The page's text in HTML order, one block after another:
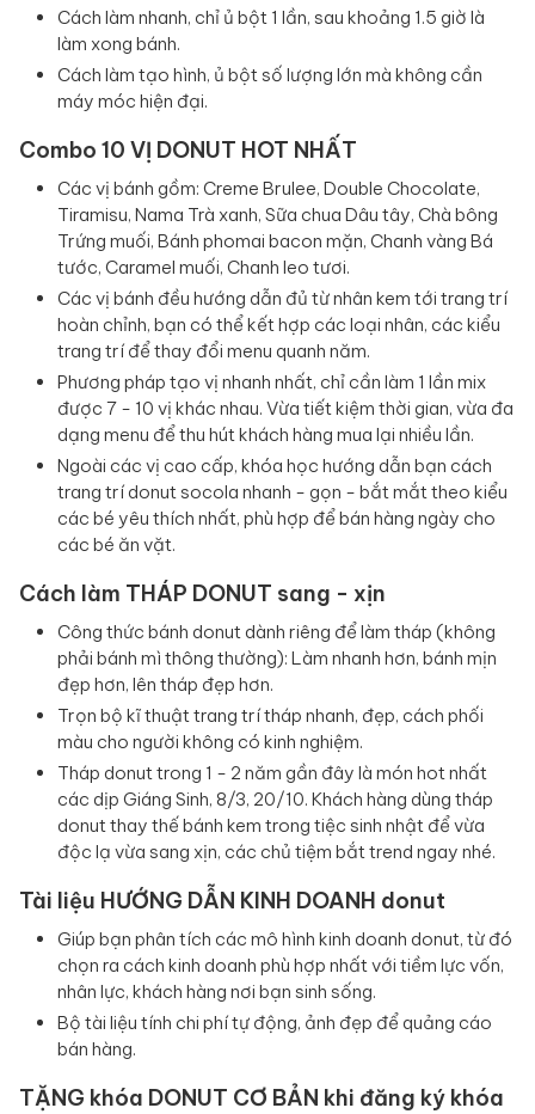
Cách làm nhanh, chỉ ủ bột 1 lần, sau khoảng 1.5 giờ là
làm xong bánh.
Cách làm tạo hình, ủ bột số lượng lớn mà không cần
máy móc hiện đại.
Combo 10 VỊ DONUT HOT NHẤT
Các vị bánh gồm: Creme Brulee, Double Chocolate,
Tiramisu, Nama Trà xanh, Sữa chua Dâu tây, Chà bông
Trứng muối, Bánh phomai bacon mặn, Chanh vàng Bá
tước, Caramel muối, Chanh leo tươi.
Các vị bánh đều hướng dẫn đủ từ nhân kem tới trang trí
hoàn chỉnh, bạn có thể kết hợp các loại nhân, các kiểu
trang trí để thay đổi menu quanh năm.
Phương pháp tạo vị nhanh nhất, chỉ cần làm 1 lần mix
được 7 - 10 vị khác nhau. Vừa tiết kiệm thời gian, vừa đa
dạng menu để thu hút khách hàng mua lại nhiều lần.
Ngoài các vị cao cấp, khóa học hướng dẫn bạn cách
trang trí donut socola nhanh - gọn - bắt mắt theo kiểu
các bé yêu thích nhất, phù hợp để bán hàng ngày cho
các bé ăn vặt.
Cách làm THÁP DONUT sang - xịn
Công thức bánh donut dành riêng để làm tháp (không
phải bánh mì thông thường): Làm nhanh hơn, bánh mịn
đẹp hơn, lên tháp đẹp hơn.
Trọn bộ kĩ thuật trang trí tháp nhanh, đẹp, cách phối
màu cho người không có kinh nghiệm.
Tháp donut trong 1 - 2 năm gần đây là món hot nhất
các dịp Giáng Sinh, 8/3, 20/10. Khách hàng dùng tháp
donut thay thế bánh kem trong tiệc sinh nhật để vừa
độc lạ vừa sang xịn, các chủ tiệm bắt trend ngay nhé.
Tài liệu HƯỚNG DẪN KINH DOANH donut
Giúp bạn phân tích các mô hình kinh doanh donut, từ đó
chọn ra cách kinh doanh phù hợp nhất với tiềm lực vốn,
nhân lực, khách hàng nơi bạn sinh sống.
Bộ tài liệu tính chi phí tự động, ảnh đẹp để quảng cáo
bán hàng.
TẶNG khóa DONUT CƠ BẢN khi đăng ký khóa